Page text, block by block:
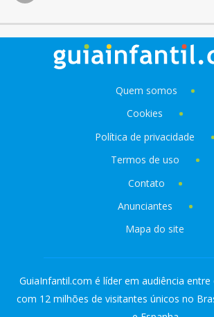
Quem somos
Cookies
Política de privacidade
Termos de uso
Contato
Anunciantes
Mapa do site
GuiaInfantil.com é líder em audiência
com 12 milhões de visitantes únicos no